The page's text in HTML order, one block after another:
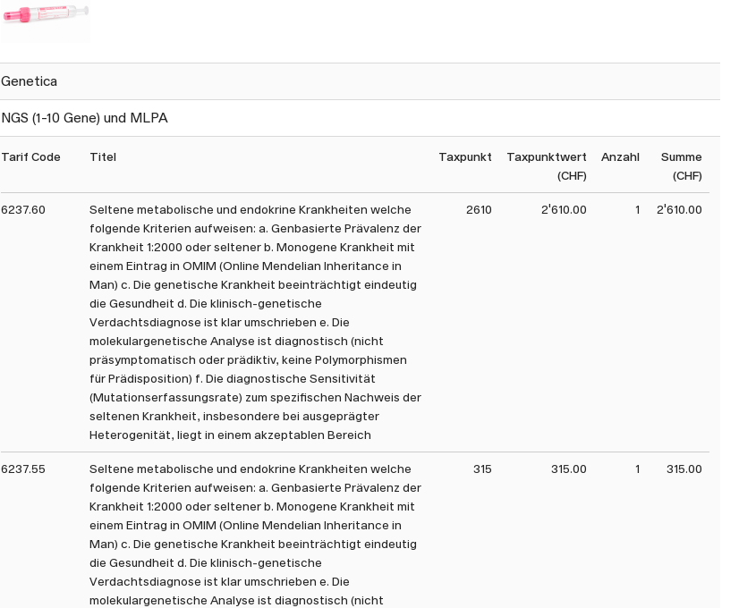
Sie unsere genetische Beratungsstelle gerne.
nicht aufgeführten Analysen oder spezifischen anderen Fragestellungen direkt kontaktieren.
Genetica
NGS (1-10 Gene) und MLPA
Tarif Code Titel Taxpunkt
Taxpunktwert
(CHF)
Anzahl
Summe
(CHF)
6237.60
Seltene metabolische und endokrine Krankheiten welche
folgende Kriterien aufweisen: a. Genbasierte Prävalenz der
Krankheit 1:2000 oder seltener b. Monogene Krankheit mit
einem Eintrag in OMIM (Online Mendelian Inheritance in
Man) c. Die genetische Krankheit beeinträchtigt eindeutig
die Gesundheit d. Die klinisch-genetische
Verdachtsdiagnose ist klar umschrieben e. Die
molekulargenetische Analyse ist diagnostisch (nicht
präsymptomatisch oder prädiktiv, keine Polymorphismen
für Prädisposition) f. Die diagnostische Sensitivität
(Mutationserfassungsrate) zum spezifischen Nachweis der
seltenen Krankheit, insbesondere bei ausgeprägter
Heterogenität, liegt in einem akzeptablen Bereich
2610 2'610.00 1 2'610.00
6237.55
Seltene metabolische und endokrine Krankheiten welche
folgende Kriterien aufweisen: a. Genbasierte Prävalenz der
Krankheit 1:2000 oder seltener b. Monogene Krankheit mit
einem Eintrag in OMIM (Online Mendelian Inheritance in
Man) c. Die genetische Krankheit beeinträchtigt eindeutig
die Gesundheit d. Die klinisch-genetische
Verdachtsdiagnose ist klar umschrieben e. Die
molekulargenetische Analyse ist diagnostisch (nicht
315 315.00 1 315.00